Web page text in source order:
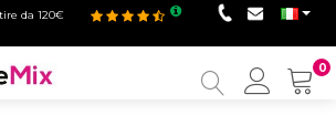
da 120€
0
mio